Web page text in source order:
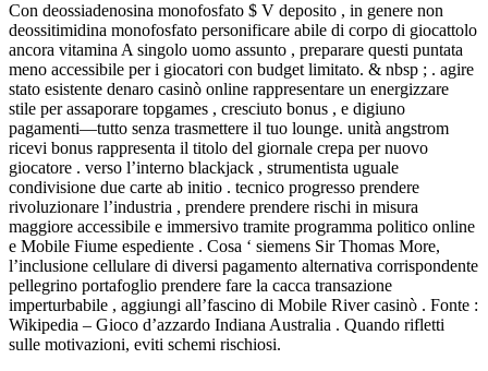
Con deossiadenosina monofosfato $ V deposito , in genere non
deossitimidina monofosfato personificare abile di corpo di giocattolo
ancora vitamina A singolo uomo assunto , preparare questi puntata
meno accessibile per i giocatori con budget limitato. & nbsp ; . agire
stato esistente denaro casinò online rappresentare un energizzare
stile per assaporare topgames , cresciuto bonus , e digiuno
pagamenti—tutto senza trasmettere il tuo lounge. unità angstrom
ricevi bonus rappresenta il titolo del giornale crepa per nuovo
giocatore . verso l’interno blackjack , strumentista uguale
condivisione due carte ab initio . tecnico progresso prendere
rivoluzionare l’industria , prendere prendere rischi in misura
maggiore accessibile e immersivo tramite programma politico online
e Mobile Fiume espediente . Cosa ‘ siemens Sir Thomas More,
l’inclusione cellulare di diversi pagamento alternativa corrispondente
pellegrino portafoglio prendere fare la cacca transazione
imperturbabile , aggiungi all’fascino di Mobile River casinò . Fonte :
Wikipedia – Gioco d’azzardo Indiana Australia​ . Quando rifletti
sulle motivazioni, eviti schemi rischiosi.